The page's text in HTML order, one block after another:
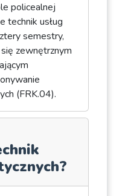
policealnej
technik usług
semestry,
zewnętrznym
(FRK.04).